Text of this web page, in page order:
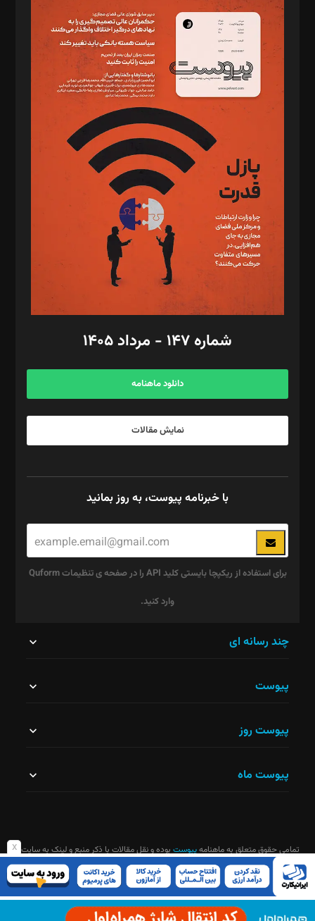
x
سردبیر: مهرک محمودی
دبیر تحریریه: میثم قاسمی
د‌بیر ناداستان: سمانه سمیع
د‌بیر خدمت و تجارت: ابوالفضل رجبی
د‌بیر حقوق فناوری: حسام‌الدین ایپکچی
د‌بیر پیوست جهان: مینا پاکدل
د‌بیر تحریریه آنلاین: بابک نقاش
تحریریه‌: مجتبی محمود‌ی، آرش برهمند، یسنا امان‌پور، سروش کرمیان،
مصطفی مسجدی آرانی، ابوالفضل رجبی، زهرا فکرانه، فائزه فتحی
رستمی،مصطفی باستان
ویرایش: نگار استاد‌‌آقا
طراح یونیفرم: مجید توکلی
فیلمبرداری و عکاسی: امیر شفیعی، مانی لطفی زاده
گرافیک و صفحه‌آرایی: سید‌سبحان‌علی ثابت
مد‌یر توسعه تجاری: کامبیز برید‌
امور مالی: شاپور رهبری، محمد‌ کاظمی‌نیا
آگهی و مشترکین: ۰۹۱۹۹۹۹۰۴۵۴
شماره ۱۴۷ - مرداد ۱۴۰۵
دانلود ماهنامه
نمایش مقالات
با خبرنامه پیوست، به روز بمانید
برای استفاده از ریکپچا بایستی کلید API را در صفحه ی تنظیمات Quform
وارد کنید.
نباید
شود.
چند رسانه ای
پیوست
پیوست روز
پیوست ماه
تمامی حقوق متعلق به ماهنامهپیوست بوده و نقل مقالات با ذکر منبع و لینک به سایت
ماهنامه آزاد است